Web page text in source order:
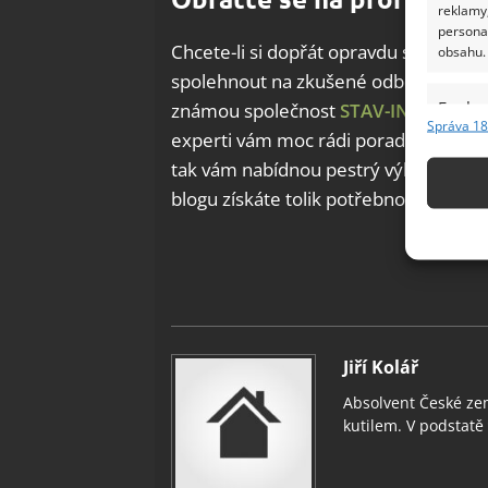
obsahu.
Funkce
Správa
Chcete-li si dopřát opravdu
spolehnout na zkušené odborníky.
známou společnost STAV-INVEST
,
experti vám moc rádi poradí s
tak vám nabídnou pestrý výběr
blogu získáte tolik potřebnou
Jiří Kolář
Absolvent České
kutilem. V